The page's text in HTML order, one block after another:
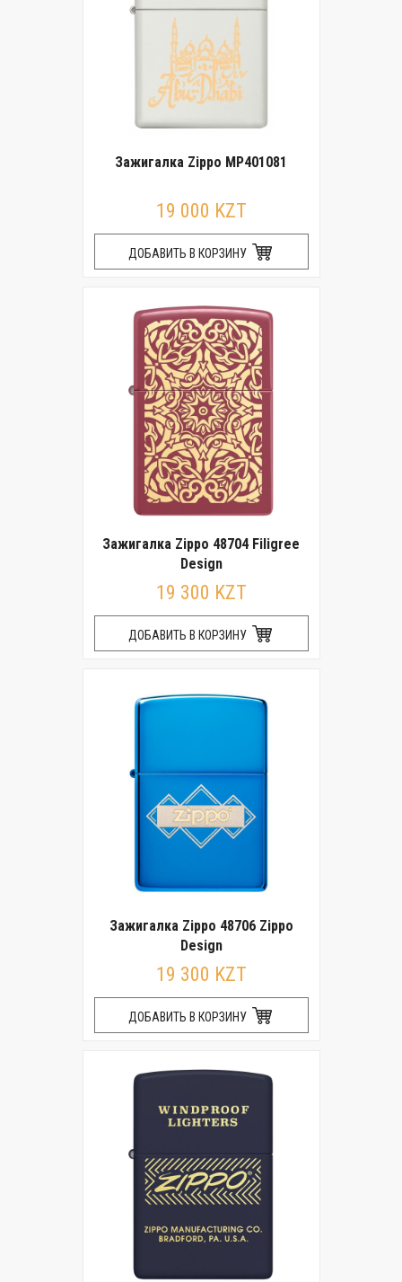
Зажигалка Zippo MP401081
19 000 KZT
ДОБАВИТЬ В КОРЗИНУ
Зажигалка Zippo 48704 Filigree
Design
19 300 KZT
ДОБАВИТЬ В КОРЗИНУ
Зажигалка Zippo 48706 Zippo
Design
19 300 KZT
ДОБАВИТЬ В КОРЗИНУ